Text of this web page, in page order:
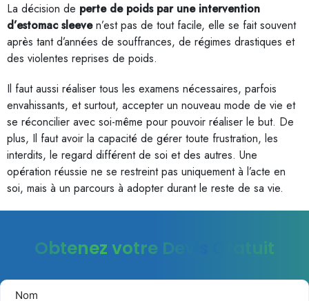
La décision de perte de poids par une intervention
d’estomac sleeven’est pas de tout facile, elle se fait souvent
après tant d’années de souffrances, de régimes drastiques et
des violentes reprises de poids.
Il faut aussi réaliser tous les examens nécessaires, parfois
envahissants, et surtout, accepter un nouveau mode de vie et
se réconcilier avec soi-même pour pouvoir réaliser le but. De
plus, Il faut avoir la capacité de gérer toute frustration, les
interdits, le regard différent de soi et des autres. Une
opération réussie ne se restreint pas uniquement à l’acte en
soi, mais à un parcours à adopter durant le reste de sa vie.
Obtenez votre Devis Gratuit